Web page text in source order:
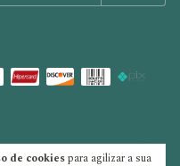
de cookiespara agilizar a sua
Todos os direitos reservados.